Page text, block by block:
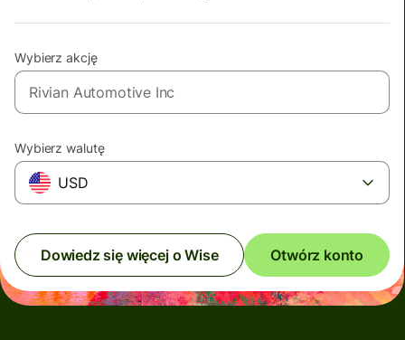
Wybierz akcję
Wybierz walutę
USD
Dowiedz się więcej o Wise Otwórz konto